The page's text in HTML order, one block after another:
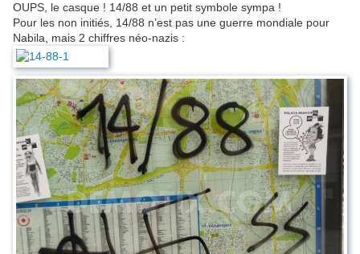
OUPS, le casque ! 14/88 et un petit symbole sympa !
Pour les non initiés, 14/88 n’est pas une guerre mondiale pour
Nabila, mais 2 chiffres néo-nazis :